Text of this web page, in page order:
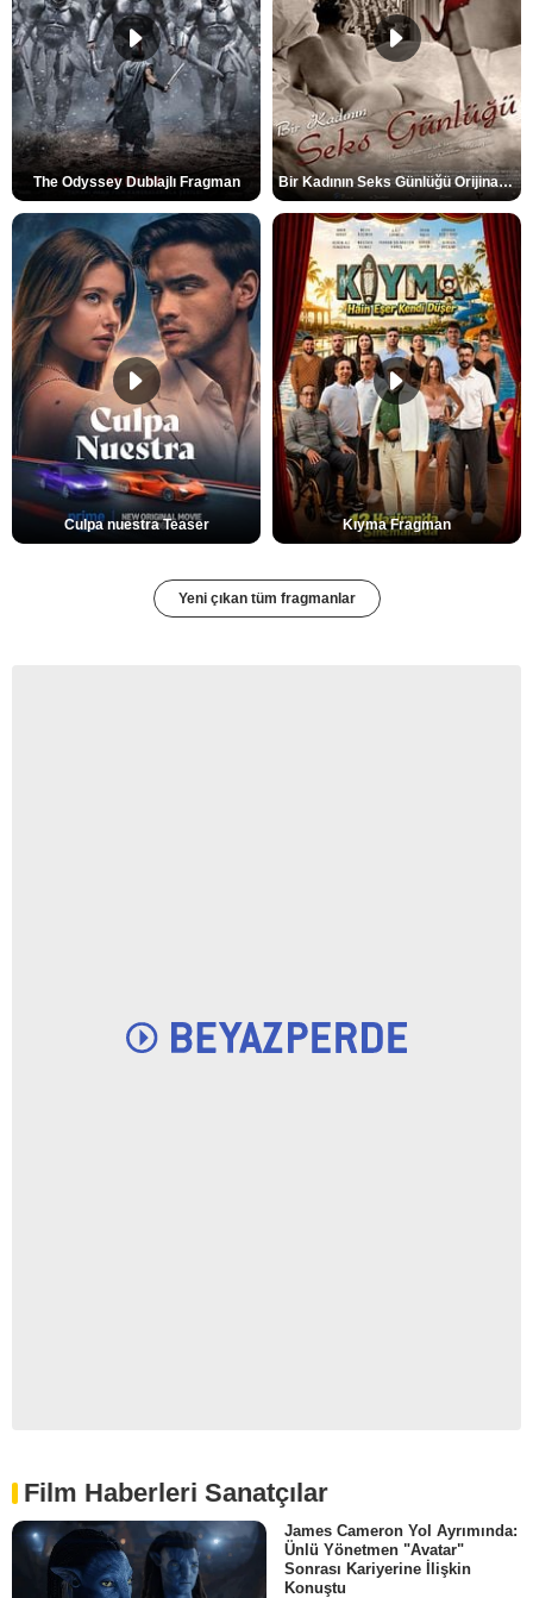
The Odyssey Dublajlı Fragman Bir Kadının Seks Günlüğü Orijinal Fragman
Culpa nuestra Teaser Kıyma Fragman
Yeni çıkan tüm fragmanlar
Film Haberleri Sanatçılar
James Cameron Yol Ayrımında:
Ünlü Yönetmen "Avatar"
Sonrası Kariyerine İlişkin
Konuştu